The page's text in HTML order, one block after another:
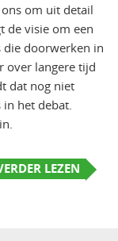
ons om uit detail
de visie om een
die doorwerken in
over langere tijd
dat nog niet
het debat.
LEZEN